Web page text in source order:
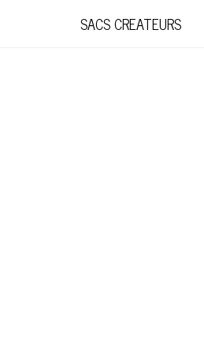
SACS CREATEURS